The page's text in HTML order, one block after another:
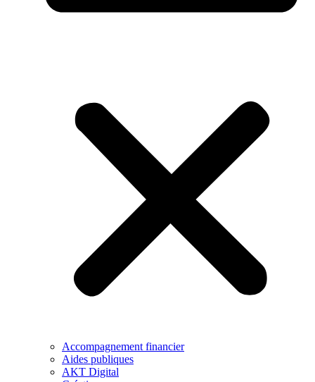
Accompagnement financier
Aides publiques
AKT Digital